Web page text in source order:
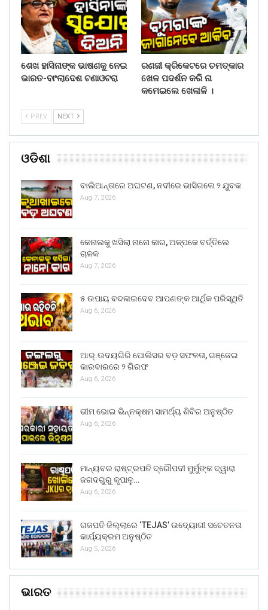
ଶେଖ ହାସିନାଙ୍କ ଭାଷଣକୁ ନେଇ
ଭାରତ-ବାଂଲାଦେଶ ଟଣାଓଟରା
ରଣଜୀ କ୍ରିକେଟରେ ଚମତ୍କାର
ଖେଳ ପଦର୍ଶନ କରି ନା
କମେଇଲେ ଖେଳାଳି ।
PREV NEXT
ଓଡିଶା
ବାଲିଆନ୍ତାରେ ଅଘଟଣ, ନଦୀରେ ଭାସିଗଲେ ୨ ଯୁବକ
Aug 7, 2026
କେନାଲକୁ ଖସିଲା ନାନୋ କାର, ଅଳ୍ପକେ ବର୍ତ୍ତିଲେ
ଚାଳକ
Aug 7, 2026
୫ ଉପାୟ ବଦଳାଇଦେବ ଆପଣଙ୍କ ଆର୍ଥିକ ପରିସ୍ଥିତି
Aug 6, 2026
ଆର୍.ଉଦୟଗିରି ପୋଲିସର ବଡ଼ ସଫଳତା, ଗଞ୍ଜେଇ
କାରବାରରେ ୨ ଗିରଫ
Aug 6, 2026
ଭୀମ ଭୋଇ ଭିନ୍ନକ୍ଷମ ସାମର୍ଥ୍ୟ ଶିବିର ଅନୁଷ୍ଠିତ
Aug 6, 2026
ମାନ୍ୟବର ରାଷ୍ଟ୍ରପତି ଦ୍ରୌପଦୀ ମୁର୍ମୁଙ୍କ ଦ୍ୱାରା
ଜଗଦଗୁରୁ କୃପାଳୁ…
Aug 6, 2026
ଗଜପତି ଜିଲ୍ଲାରେ ‘TEJAS’ ଉଦ୍ୟୋଗୀ ସଚେତନତା
କାର୍ଯ୍ୟକ୍ରମ ଅନୁଷ୍ଠିତ
Aug 5, 2026
ଭାରତ